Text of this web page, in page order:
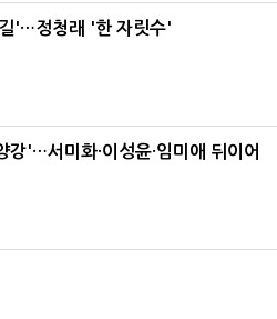
'…정청래 '한 자릿수'
'…서미화·이성윤·임미애 뒤이어